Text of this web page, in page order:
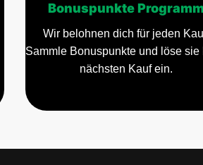
Bonuspunkte Programm
Wir belohnen dich für jeden
Sammle Bonuspunkte und löse sie
nächsten Kauf ein.